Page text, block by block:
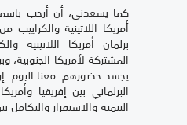
كما يسعدني، أن أرحب
أمريكا اللاتينية
برلمان أمريكا اللاتينية
المشتركة لأمريكا الجنوبية،
يجسد حضورهم معنا اليوم
البرلماني بين إفريقيا
التنمية والاستقرار والتكامل